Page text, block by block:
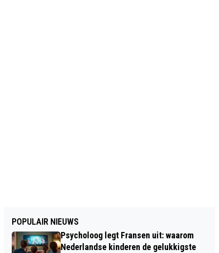
POPULAIR NIEUWS
Psycholoog legt Fransen uit: waarom
Nederlandse kinderen de gelukkigste